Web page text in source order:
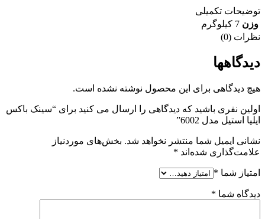
توضیحات تکمیلی
وزن 7 کیلوگرم
نظرات (0)
دیدگاهها
هیچ دیدگاهی برای این محصول نوشته نشده است.
اولین نفری باشید که دیدگاهی را ارسال می کنید برای “سینک باکس
ایلیا استیل مدل 6002”
نشانی ایمیل شما منتشر نخواهد شد. بخش‌های موردنیاز
علامت‌گذاری شده‌اند *
امتیاز شما *
دیدگاه شما *